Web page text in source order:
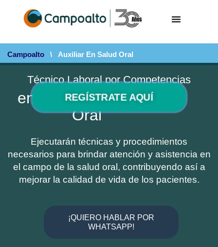
Campoalto \ Auxiliar En Salud Oral
Técnico Laboral por Competencias
en Auxiliar en Salud
Oral
Ejecutarán técnicas y procedimientos
necesarios para brindar atención y asistencia en
el campo de la salud oral, contribuyendo así a
mejorar la calidad de vida de los pacientes.
¡QUIERO HABLAR POR
WHATSAPP!
REGÍSTRATE AQUÍ